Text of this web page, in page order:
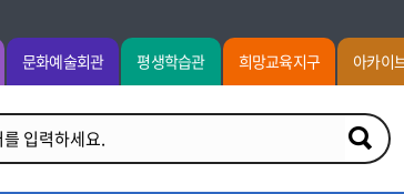
문화예술회관 평생학습관 희망교육지구 아카이